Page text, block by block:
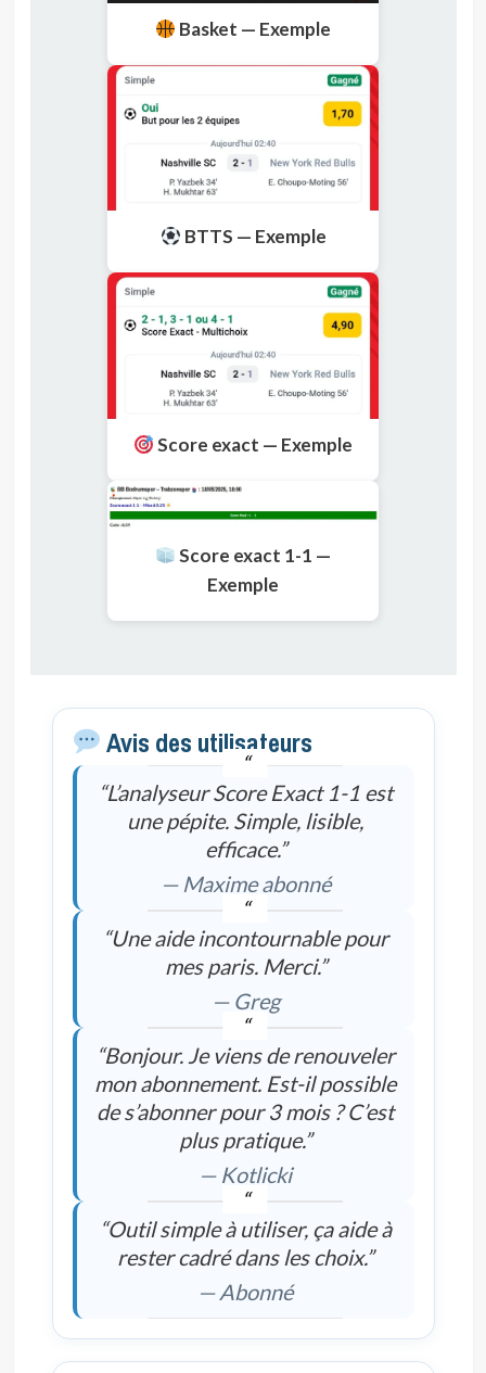
Basket — Exemple
BTTS — Exemple
Score exact — Exemple
Score exact 1-1 —
Exemple
Avis des utilisateurs
“L’analyseur Score Exact 1-1 est
une pépite. Simple, lisible,
efficace.”
— Maxime abonné
“Une aide incontournable pour
mes paris. Merci.”
— Greg
“Bonjour. Je viens de renouveler
mon abonnement. Est-il possible
de s’abonner pour 3 mois ? C’est
plus pratique.”
— Kotlicki
“Outil simple à utiliser, ça aide à
rester cadré dans les choix.”
— Abonné